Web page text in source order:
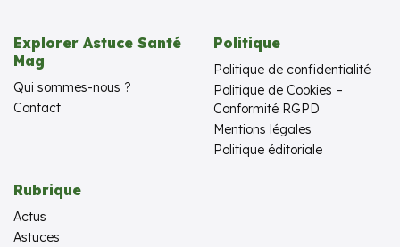
Explorer Astuce Santé
Mag
Qui sommes-nous ?
Contact
Politique
Politique de confidentialité
Politique de Cookies –
Conformité RGPD
Mentions légales
Politique éditoriale
Rubrique
Actus
Astuces